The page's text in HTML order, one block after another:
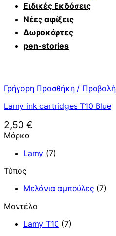
Ειδικές Εκδόσεις
Νέες αφίξεις
Δωροκάρτες
pen-stories
Γρήγορη Προσθήκη / Προβολή
Lamy ink cartridges T10 Blue
2,50 €
Μάρκα
Lamy (7)
Τύπος
Μελάνια αμπούλες (7)
Μοντέλο
Lamy T10 (7)